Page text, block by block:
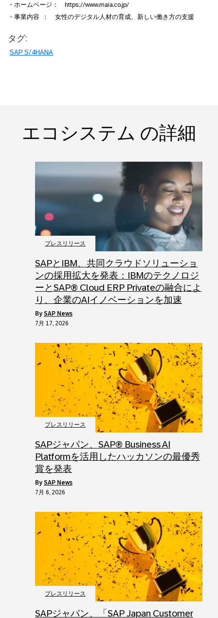
・ホームページ： https://www.maia.co.jp/
・事業内容 ： 女性のデジタル人材の育成、新しい働き方の支援
タグ:
SAP S/4HANA
エコシステム の詳細
プレスリリース
SAPとIBM、共同クラウドソリューショ
ンの採用拡大を発表：IBMのテクノロジ
ーとSAP® Cloud ERP Privateの融合によ
り、企業のAIイノベーションを加速
by SAP News
7月 17, 2026
プレスリリース
SAPジャパン、SAP® Business AI
Platformを活用したハッカソンの最優秀
賞を発表
by SAP News
7月 6, 2026
プレスリリース
SAPジャパン、「SAP Japan Customer